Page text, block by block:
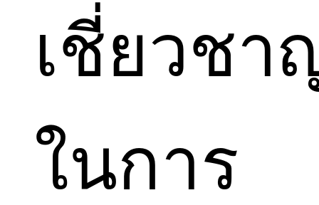
เชี่ยวชา
ในการ